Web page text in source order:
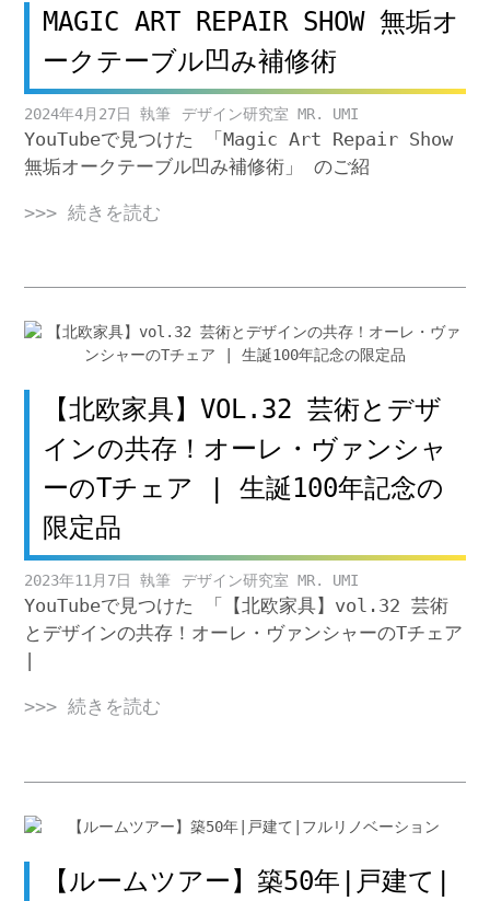
MAGIC ART REPAIR SHOW 無垢オ
ークテーブル凹み補修術
2024年4月27日 デザイン研究室 MR. UMI
YouTubeで見つけた 「Magic Art Repair Show
無垢オークテーブル凹み補修術」 のご紹
>>> 続きを読む
【北欧家具】VOL.32 芸術とデザ
インの共存！オーレ・ヴァンシャ
ーのTチェア | 生誕100年記念の
限定品
2023年11月7日 デザイン研究室 MR. UMI
YouTubeで見つけた 「【北欧家具】vol.32 芸術
とデザインの共存！オーレ・ヴァンシャーのTチェア
>>> 続きを読む
【ルームツアー】築50年|戸建て|